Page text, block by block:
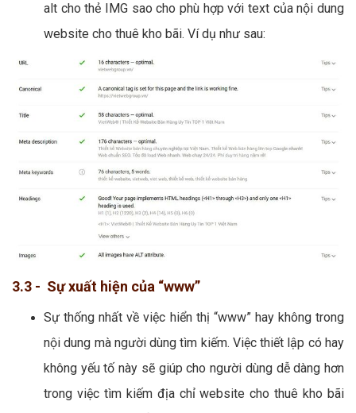
alt cho thẻ IMG sao cho phù hợp với text của nội dung
website cho thuê kho bãi. Ví dụ như sau:
3.3 - Sự xuất hiện của “www”
Sự thống nhất về việc hiển thị “www” hay không trong
nội dung mà người dùng tìm kiếm. Việc thiết lập có hay
không yếu tố này sẽ giúp cho người dùng dễ dàng hơn
trong việc tìm kiếm địa chỉ website cho thuê kho bãi